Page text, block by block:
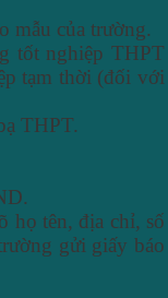
mẫu của trường.
tốt nghiệp THPT
tạm thời (đối với
THPT.
họ tên, địa chỉ, số
gửi giấy báo